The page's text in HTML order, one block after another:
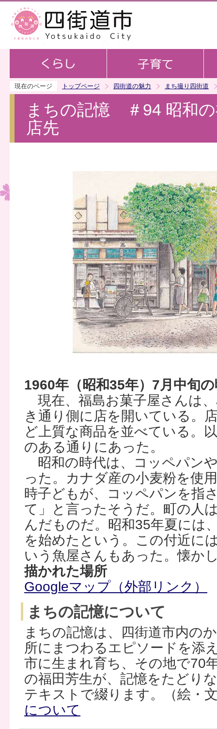
現在のページ トップページ 四街道の魅力 まち撮り四街道
まちの記憶 ＃94 昭和
店先
1960年（昭和35年）7月中旬
現在、福島お菓子屋さんは
き通り側に店を開いている。
ど上質な商品を並べている。
のある通りにあった。
昭和の時代は、コッペパン
った。カナダ産の小麦粉を使
時子どもが、コッペパンを指
て」と言ったそうだ。町の人
んだものだ。昭和35年夏には
を始めたという。この付近に
いう魚屋さんもあった。懐か
描かれた場所
Googleマップ（外部リンク）
まちの記憶について
まちの記憶は、四街道市内の
所にまつわるエピソードを添
市に生まれ育ち、その地で70
の福田芳生が、記憶をたどり
テキストで綴ります。（絵・
について